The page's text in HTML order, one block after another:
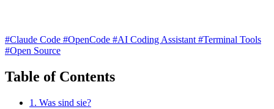
#Claude Code #OpenCode #AI Coding Assistant #Terminal Tools
#Open Source
Table of Contents
1. Was sind sie?